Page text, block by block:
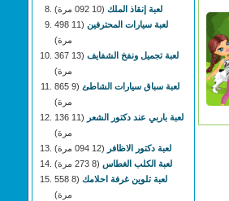
لعبة إنقاذ الملك (10 092 مرة)
لعبة سيارات المحترفين
(11 498
مرة)
لعبة تجميل ونفخ الشفايف
(13 367
مرة)
لعبة سباق سيارات الشاطئ
(9 865
مرة)
لعبة باربي عند دكتور الشعر
(11 136
مرة)
لعبة دكتور الاظافر (12 094 مرة)
لعبة الكلب الغطاس (8 273 مرة)
لعبة تلوين غرفة احلامك
(8 558
مرة)